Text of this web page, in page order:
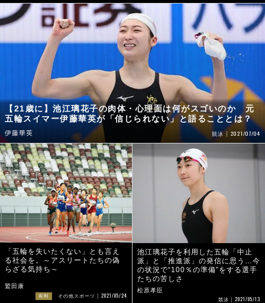
【21歳に】池江璃花子の肉体・心理面は何がスゴいのか 元
五輪スイマー伊藤華英が「信じられない」と語ることとは？
伊藤華英 競泳 2021/07/04
「五輪を失いたくない」とも言え
る社会を。～アスリートたちの偽
らざる気持ち～
鷲田康
有料 その他スポーツ 2021/05/24
池江璃花子を利用した五輪「中止
派」と「推進派」の発信に思う…今
の状況で“100％の準備”をする選手
たちの苦しさ
松原孝臣
競泳 2021/05/13